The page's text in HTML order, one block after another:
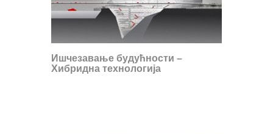
Ишчезавање будућности –
Хибридна технологија